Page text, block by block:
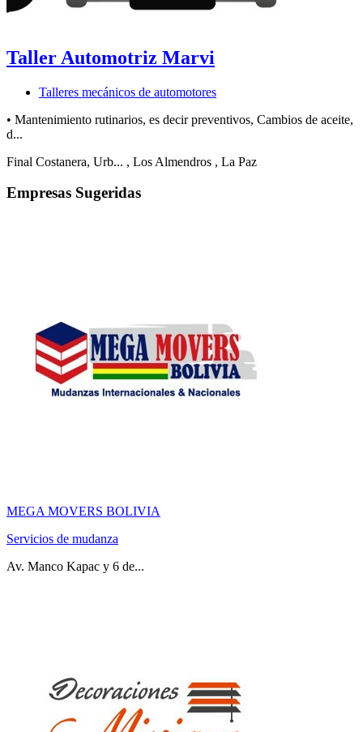
Taller Automotriz Marvi
Talleres mecánicos de automotores
• Mantenimiento rutinarios, es decir preventivos, Cambios de aceite,
d...
Final Costanera, Urb... , Los Almendros , La Paz
Empresas Sugeridas
MEGA MOVERS BOLIVIA
Servicios de mudanza
Av. Manco Kapac y 6 de...